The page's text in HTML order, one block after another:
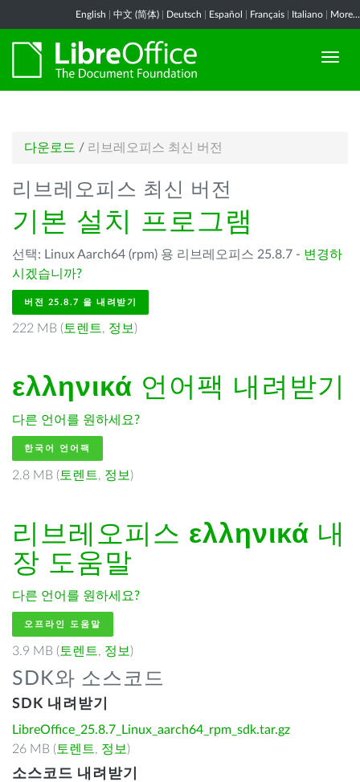
English 中文 (简体) Deutsch Español Français Italiano More...
다운로드 / 리브레오피스 최신 버전
리브레오피스 최신 버전
기본 설치 프로그램
선택: Linux Aarch64 (rpm) 용 리브레오피스 25.8.7 - 변경하
시겠습니까?
버전 25.8.7 을 내려받기
222 MB ( 토렌트, 정보 )
ελληνικά 언어팩 내려받기
다른 언어를 원하세요?
한국어 언어팩
2.8 MB ( 토렌트, 정보 )
리브레오피스 ελληνικά 내
장 도움말
다른 언어를 원하세요?
오프라인 도움말
3.9 MB ( 토렌트, 정보 )
SDK와 소스코드
SDK 내려받기
LibreOffice_25.8.7_Linux_aarch64_rpm_sdk.tar.gz
26 MB ( 토렌트, 정보 )
소스코드 내려받기